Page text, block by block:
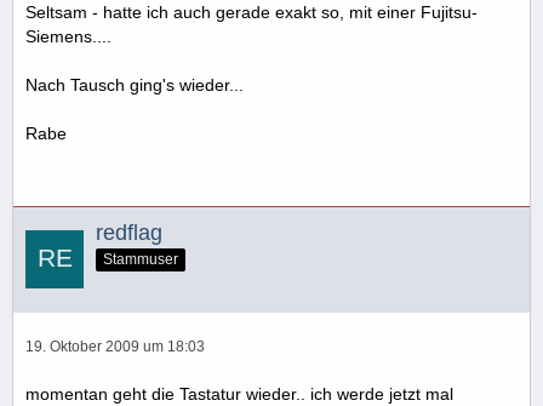
Seltsam - hatte ich auch gerade exakt so, mit einer Fujitsu-
Siemens....
Nach Tausch ging's wieder...
Rabe
redflag
Stammuser
19. Oktober 2009 um 18:03
momentan geht die Tastatur wieder.. ich werde jetzt mal